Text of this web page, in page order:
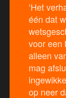
‘Het
één dat
voor een
alleen
mag
op neer